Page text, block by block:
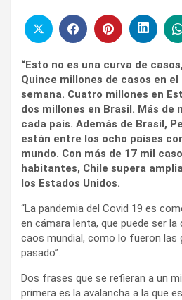
“Esto no es una curva de
Quince millones de casos en
semana. Cuatro millones en
dos millones en Brasil. Más de
cada país. Además de Brasil,
están entre los ocho países
mundo. Con más de 17 mil
habitantes, Chile supera
los Estados Unidos.
“La pandemia del Covid 19 es
en cámara lenta, que puede ser la
caos mundial, como lo fueron las
pasado”.
Dos frases que se refieran a un
primera es la avalancha a la que